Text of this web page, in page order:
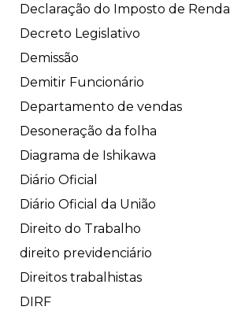
Declaração do Imposto de Renda
Decreto Legislativo
Demissão
Demitir Funcionário
Departamento de vendas
Desoneração da folha
Diagrama de Ishikawa
Diário Oficial
Diário Oficial da União
Direito do Trabalho
direito previdenciário
Direitos trabalhistas
DIRF